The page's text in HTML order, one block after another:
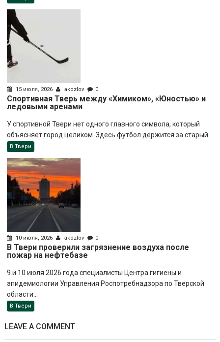
15 июля, 2026 akozlov 0
Спортивная Тверь между «Химиком», «Юностью» и
ледовыми аренами
У спортивной Твери нет одного главного символа, который
объясняет город целиком. Здесь футбол держится за старый...
В Твери
10 июля, 2026 akozlov 0
В Твери проверили загрязнение воздуха после
пожар на нефтебазе
9 и 10 июля 2026 года специалисты Центра гигиены и
эпидемиологии Управления Роспотребнадзора по Тверской
области...
В Твери
LEAVE A COMMENT